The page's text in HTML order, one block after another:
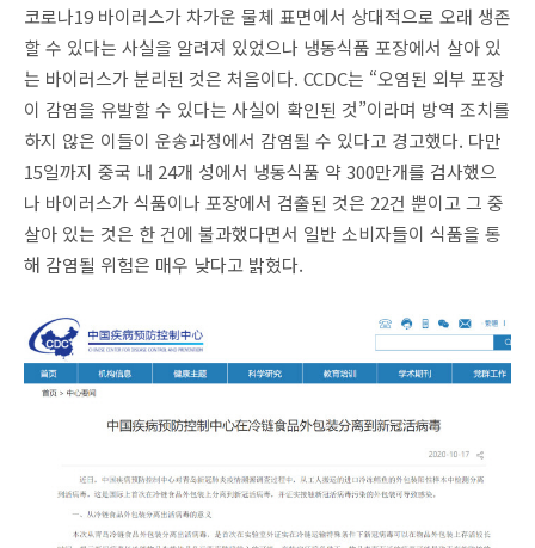
코로나19 바이러스가 차가운 물체 표면에서 상대적으로 오래 생존
할 수 있다는 사실을 알려져 있었으나 냉동식품 포장에서 살아 있
는 바이러스가 분리된 것은 처음이다. CCDC는 “오염된 외부 포장
이 감염을 유발할 수 있다는 사실이 확인된 것”이라며 방역 조치를
하지 않은 이들이 운송과정에서 감염될 수 있다고 경고했다. 다만
15일까지 중국 내 24개 성에서 냉동식품 약 300만개를 검사했으
나 바이러스가 식품이나 포장에서 검출된 것은 22건 뿐이고 그 중
살아 있는 것은 한 건에 불과했다면서 일반 소비자들이 식품을 통
해 감염될 위험은 매우 낮다고 밝혔다.